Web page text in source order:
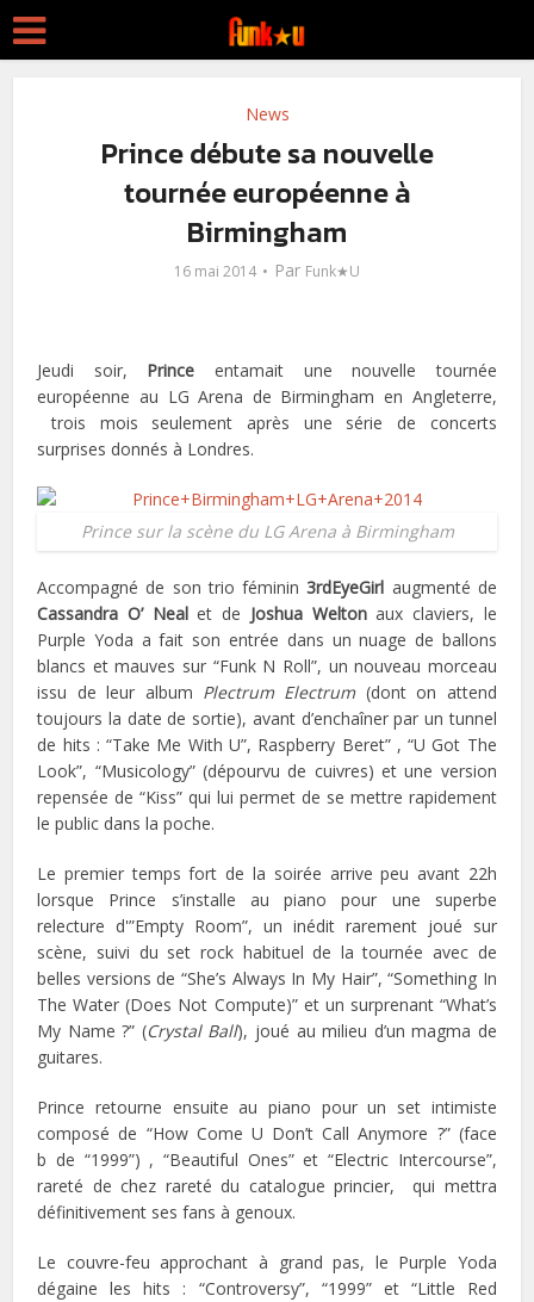
News
Prince débute sa nouvelle
tournée européenne à
Birmingham
16 mai 2014 Par Funk★U
Jeudi soir, Prince entamait une nouvelle tournée
européenne au LG Arena de Birmingham en Angleterre,
trois mois seulement après une série de concerts
surprises donnés à Londres.
Prince sur la scène du LG Arena à Birmingham
Accompagné de son trio féminin3rdEyeGirl augmenté de
Cassandra O’ Nealet de Joshua Weltonaux claviers, le
Purple Yoda a fait son entrée dans un nuage de ballons
blancs et mauves sur “Funk N Roll”, un nouveau morceau
issu de leur album Plectrum Electrum(dont on attend
toujours la date de sortie), avant d’enchaîner par un tunnel
de hits : “Take Me With U”, Raspberry Beret” , “U Got The
Look”, “Musicology” (dépourvu de cuivres) et une version
repensée de “Kiss” qui lui permet de se mettre rapidement
le public dans la poche.
Le premier temps fort de la soirée arrive peu avant 22h
lorsque Prince s’installe au piano pour une superbe
relecture d'”Empty Room”, un inédit rarement joué sur
scène, suivi du set rock habituel de la tournée avec de
belles versions de “She’s Always In My Hair”, “Something In
The Water (Does Not Compute)” et un surprenant “What’s
My Name ?” (Crystal Ball), joué au milieu d’un magma de
guitares.
Prince retourne ensuite au piano pour un set intimiste
composé de “How Come U Don’t Call Anymore ?” (face
b de “1999”) , “Beautiful Ones” et “Electric Intercourse”,
rareté de chez rareté du catalogue princier, qui mettra
définitivement ses fans à genoux.
Le couvre-feu approchant à grand pas, le Purple Yoda
dégaine les hits : “Controversy”, “1999” et “Little Red